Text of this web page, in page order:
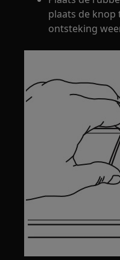
plaats de
ontsteking